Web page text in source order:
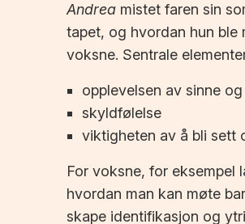
Andrea mistet faren sin
tapet, og hvordan hun ble
voksne. Sentrale
opplevelsen av sinne
skyldfølelse
viktigheten av å bli sett
For voksne, for
hvordan man kan møte
skape identifikasjon og